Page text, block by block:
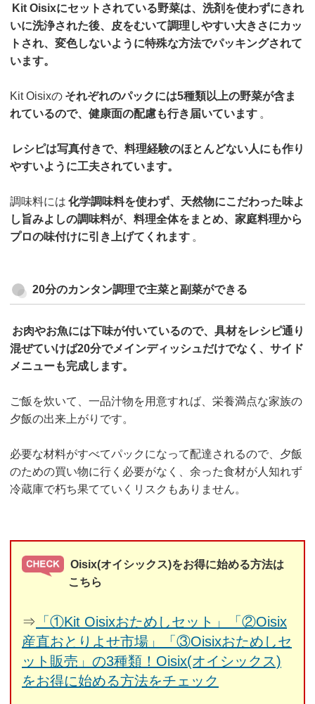
Kit Oisixにセットされている野菜は、洗剤を使わずにきれ
いに洗浄された後、皮をむいて調理しやすい大きさにカッ
トされ、変色しないように特殊な方法でパッキングされて
います。
Kit Oisixの それぞれのパックには5種類以上の野菜が含ま
れているので、健康面の配慮も行き届いています 。
レシピは写真付きで、料理経験のほとんどない人にも作り
やすいように工夫されています。
調味料には 化学調味料を使わず、天然物にこだわった味よ
し旨みよしの調味料が、料理全体をまとめ、家庭料理から
プロの味付けに引き上げてくれます 。
20分のカンタン調理で主菜と副菜ができる
お肉やお魚には下味が付いているので、具材をレシピ通り
混ぜていけば20分でメインディッシュだけでなく、サイド
メニューも完成します。
ご飯を炊いて、一品汁物を用意すれば、栄養満点な家族の
夕飯の出来上がりです。
必要な材料がすべてパックになって配達されるので、夕飯
のための買い物に行く必要がなく、余った食材が人知れず
冷蔵庫で朽ち果てていくリスクもありません。
Oisix(オイシックス)をお得に始める方法は
こちら
⇒ 「①Kit Oisixおためしセット」「②Oisix
産直おとりよせ市場」「③Oisixおためしセ
ット販売」の3種類！Oisix(オイシックス)
をお得に始める方法をチェック